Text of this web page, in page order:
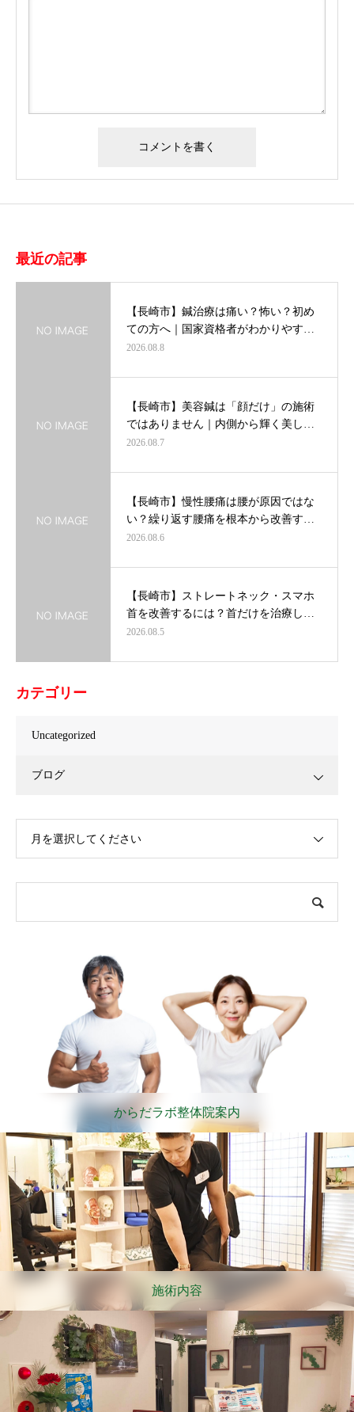
最近の記事
【長崎市】鍼治療は痛い？怖い？初め
ての方へ｜国家資格者がわかりやす…
2026.08.8
【長崎市】美容鍼は「顔だけ」の施術
ではありません｜内側から輝く美し…
2026.08.7
【長崎市】慢性腰痛は腰が原因ではな
い？繰り返す腰痛を根本から改善す…
2026.08.6
【長崎市】ストレートネック・スマホ
首を改善するには？首だけを治療し…
2026.08.5
カテゴリー
Uncategorized
ブログ
月を選択してください
からだラボ整体院案内
施術内容